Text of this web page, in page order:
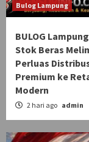
Bulog Lampung
BULOG
Stok Beras
Perluas
Premium ke
Modern
2 hari ago admin